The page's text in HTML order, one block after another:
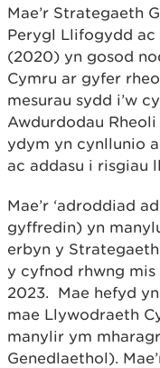
Mae’r Strategaeth
Perygl Llifogydd
(2020) yn gosod
Cymru ar gyfer
mesurau sydd i’w
Awdurdodau
ydym yn cynllunio
ac addasu i risgiau
Mae’r ‘adroddiad
gyffredin) yn
erbyn y Strategaeth
y cyfnod rhwng
2023. Mae hefyd
mae Llywodraeth
manylir ym
Genedlaethol).